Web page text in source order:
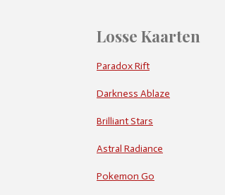
Losse Kaarten
Paradox Rift
Darkness Ablaze
Brilliant Stars
Astral Radiance
Pokemon Go